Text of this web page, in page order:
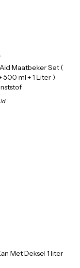
Maatbeker Set (
500 ml + 1 Liter )
Met Deksel 1 liter